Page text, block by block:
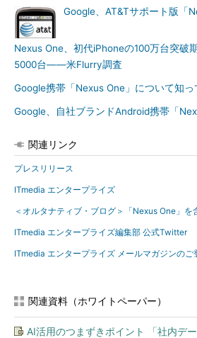
Google、AT&Tサポート版「
Nexus One、初代iPhoneの100万台突破
5000台――米Flurry調査
Google携帯「Nexus One」について知っ
Google、自社ブランドAndroid携帯「
関連リンク
プレスリリース
ITmedia エンタープライズ
＜オルタナティブ・ブログ＞「Nexus One」を
ITmedia エンタープライズ編集部 公式Twitter
ITmedia エンタープライズ メールマガジンのご
関連資料（ホワイトペーパー）
AI活用のつまずきポイント 「社内デ